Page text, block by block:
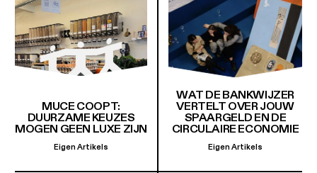
MUCE COOPT:
DUURZAME KEUZES
MOGEN GEEN LUXE ZIJN
Eigen Artikels
WAT DE BANKWIJZER
VERTELT OVER JOUW
SPAARGELD EN DE
CIRCULAIRE ECONOMIE
Eigen Artikels